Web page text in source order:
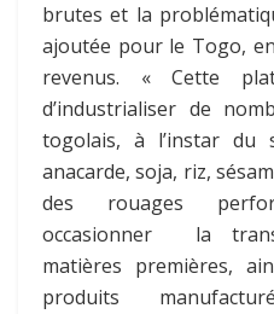
brutes et la
ajoutée pour le Togo,
revenus. « Cette
d’industrialiser de
togolais, à l’instar du
anacarde, soja, riz,
des rouages
occasionner la
matières premières,
produits